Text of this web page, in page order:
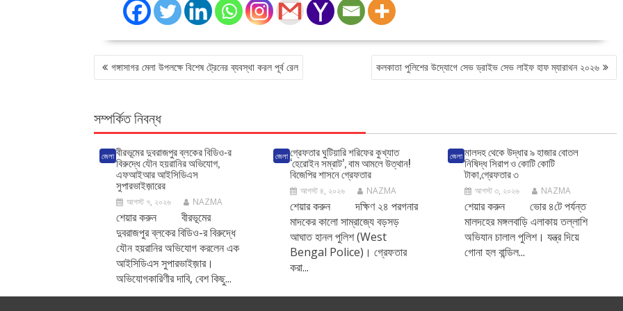
POST
NAVIGATION
গঙ্গাসাগর মেলা উপলক্ষে বিশেষ ট্রেনের ব্যবস্থা করল পূর্ব রেল কলকাতা পুলিশের উদ্যোগে সেভ ড্রাইভ সেভ লাইফ হাফ ম্যারাথন ২০২৬
সম্পর্কিত নিবন্ধ
জেলা বীরভূমের দুবরাজপুর ব্লকের বিডিও-র
বিরুদ্ধে যৌন হয়রানির অভিযোগ,
এফআইআর আইসিডিএস
সুপারভাইজ়ারের
আগস্ট ৭, ২০২৬ NAZMA
শেয়ার করুন বীরভূমের
দুবরাজপুর ব্লকের বিডিও-র বিরুদ্ধে
যৌন হয়রানির অভিযোগ করলেন এক
আইসিডিএস সুপারভাইজ়ার।
অভিযোগকারিণীর দাবি, বেশ কিছু...
জেলা গ্রেফতার ঘুটিয়ারি শরিফের কুখ্যাত
‘হেরোইন সম্রাট’, বাম আমলে উত্থান!
বিজেপির শাসনে গ্রেফতার
আগস্ট ৪, ২০২৬ NAZMA
শেয়ার করুন দক্ষিণ ২৪ পরগনার
মাদকের কালো সাম্রাজ্যে বড়সড়
আঘাত হানল পুলিশ (West
Bengal Police)। গ্রেফতার
করা...
জেলা মালদহ থেকে উদ্ধার ৯ হাজার বোতল
নিষিদ্ধ সিরাপ ও কোটি কোটি
টাকা,গ্রেফতার ৩
আগস্ট ৩, ২০২৬ NAZMA
শেয়ার করুন ভোর ৪টে পর্যন্ত
মালদহের মঙ্গলবাড়ি এলাকায় তল্লাশি
অভিযান চালাল পুলিশ। যন্ত্র দিয়ে
গোনা হল বান্ডিল...